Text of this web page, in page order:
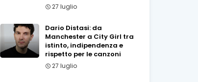
27 luglio
Dario Distasi: da
Manchester a City Girl tra
istinto, indipendenza e
rispetto per le canzoni
27 luglio